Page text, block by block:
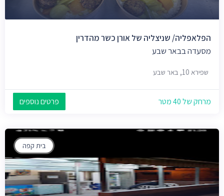
הפלאפליה/ שניצליה של אורן כשר מהדרין
מסעדה בבאר שבע
שפירא 10, באר שבע
מרחק של 40 מטר פרטים נוספים
בית קפה